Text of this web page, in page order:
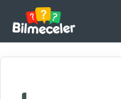
İçeriğe
atla